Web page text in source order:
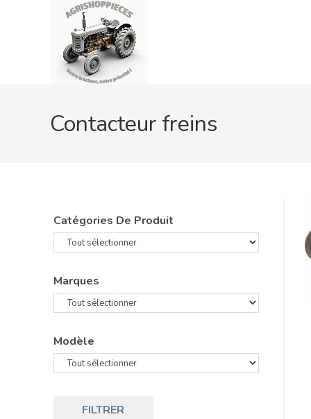
Contacteur freins
Catégories De Produit
Marques
Modèle
FILTRER